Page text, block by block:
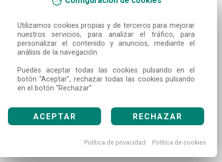
Utilizamos cookies propias y de terceros para mejorar
nuestros servicios, para analizar el tráfico, para
personalizar el contenido y anuncios, mediante el
análisis de la navegación.
Puedes aceptar todas las cookies pulsando en el
botón “Aceptar”, rechazar todas las cookies pulsando
en el botón “Rechazar”
ACEPTAR RECHAZAR
Política de privacidad Política de cookies